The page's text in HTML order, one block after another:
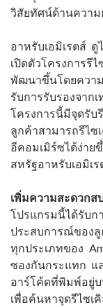
วิสัยทัศน์ด้านความ
อาหรับเอมิเรตส์ ดู
เปิดตัวโครงกา
พัฒนาขึ้นโดยความ
รับการรับรองจาก
โครงการนี้มีจุดรั
ลูกค้าสามารถรีไ
อีคอมเมิร์ซได้ง่าย
สหรัฐอาหรับเอมิเร
เพิ่มความสะดวกส
โปรแกรมนี้ได้รับก
ประสบการณ์ของ
ทุกประเภทของ
ซองกันกระแทก แ
อาร์โค้ดที่พิมพ์อยู่
เพื่อค้นหาจุดรีไซ